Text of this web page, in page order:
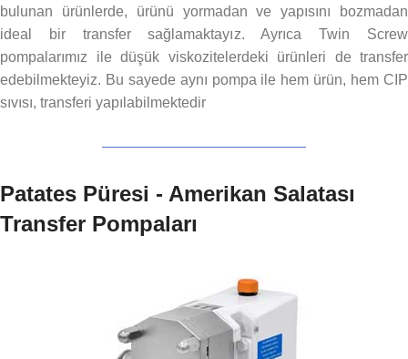
bulunan ürünlerde, ürünü yormadan ve yapısını bozmadan
ideal bir transfer sağlamaktayız. Ayrıca Twin Screw
pompalarımız ile düşük viskozitelerdeki ürünleri de transfer
edebilmekteyiz. Bu sayede aynı pompa ile hem ürün, hem CIP
sıvısı, transferi yapılabilmektedir
Patates Püresi - Amerikan Salatası
Transfer Pompaları